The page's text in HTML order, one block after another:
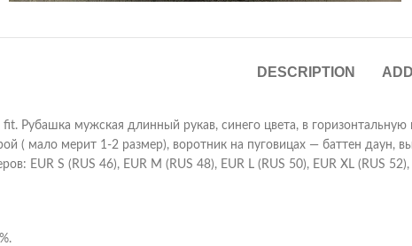
DESCRIPTION
Рубашка мужская длинный рукав, синего цвета, в
( мало мерит 1-2 размер), воротник на пуговицах — баттен даун,
EUR S (RUS 46), EUR M (RUS 48), EUR L (RUS 50), EUR XL (RUS